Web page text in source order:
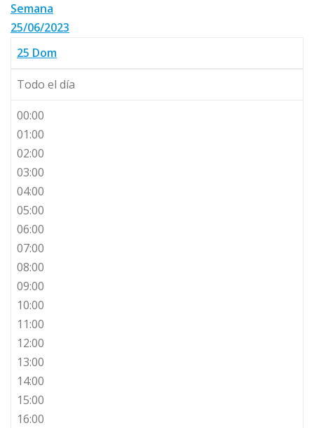
Semana
25/06/2023
25 Dom
Todo el día
00:00
01:00
02:00
03:00
04:00
05:00
06:00
07:00
08:00
09:00
10:00
11:00
12:00
13:00
14:00
15:00
16:00